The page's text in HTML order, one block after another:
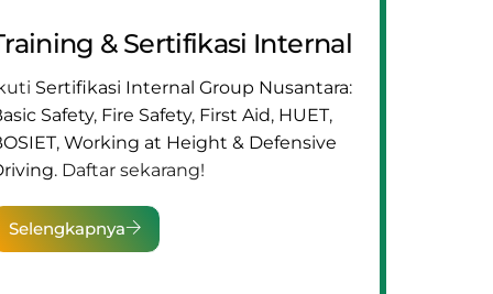
& Sertifikasi Internal
Sertifikasi Internal Group Nusantara:
Safety, Fire Safety, First Aid, HUET,
, Working at Height & Defensive
. Daftar sekarang!
Selengkapnya